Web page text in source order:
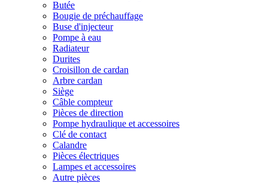
Butée
Bougie de préchauffage
Buse d'injecteur
Pompe à eau
Radiateur
Durites
Croisillon de cardan
Arbre cardan
Siège
Câble compteur
Pièces de direction
Pompe hydraulique et accessoires
Clé de contact
Calandre
Pièces électriques
Lampes et accessoires
Autre pièces